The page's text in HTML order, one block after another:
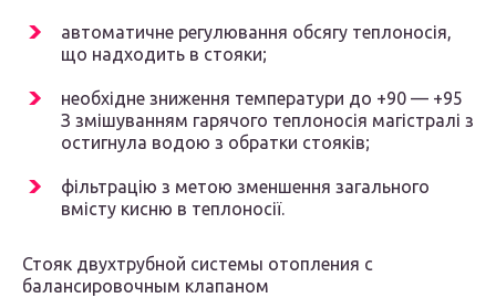
автоматичне регулювання обсягу теплоносія,
що надходить в стояки;
необхідне зниження температури до +90 — +95
З змішуванням гарячого теплоносія магістралі з
остигнула водою з обратки стояків;
фільтрацію з метою зменшення загального
вмісту кисню в теплоносії.
Стояк двухтрубной системы отопления с
балансировочным клапаном